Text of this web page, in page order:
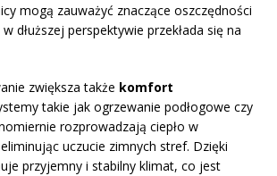
mogą zauważyć znaczące oszczędności
dłuższej perspektywie przekłada się na
zwiększa także komfort
takie jak ogrzewanie podłogowe czy
rozprowadzają ciepło w
uczucie zimnych stref. Dzięki
przyjemny i stabilny klimat, co jest